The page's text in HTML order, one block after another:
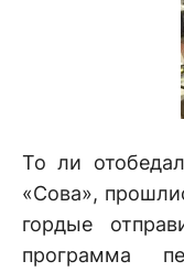
То ли
«Сова»,
гордые
программа